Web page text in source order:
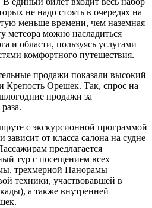
не надо стоять в очередях на
меньше времени, чем наземная
метеора можно насладиться
и области, пользуясь услугами
комфортного путешествия.
продажи показали высокий
Крепость Орешек. Так, спрос на
продажи за
с экскурсионной программой
зависит от класса салона на судне
предлагается
тур с посещением всех
трехмерной Панорамы
техники, участвовавшей в
а также внутренней